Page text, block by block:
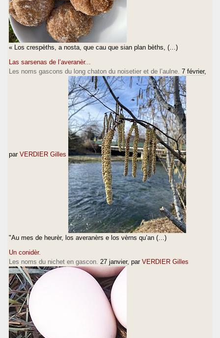
« Los crespèths, a nosta, que cau que sian plan bèths, (…)
Las sarsenas de l’averanèr...
Les noms gascons du long chaton du noisetier et de l’aulne. 7 février,
par VERDIER Gilles
"Au mes de heurèr, los averanèrs e los vèrns qu’an (…)
Un conidèr.
Les noms du nichet en gascon. 27 janvier, par VERDIER Gilles